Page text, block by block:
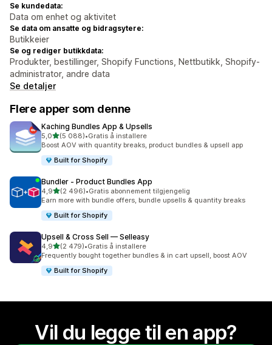
Se kundedata:
Data om enhet og aktivitet
Se data om ansatte og bidragsytere:
Butikkeier
Se og rediger butikkdata:
Produkter, bestillinger, Shopify Functions, Nettbutikk, Shopify-
administrator, andre data
Se detaljer
Flere apper som denne
Kaching Bundles App & Upsells
5,0av 5 stjerner
(5 088)
Totalt 5088 omtaler
•Gratis å installere
Boost AOV with quantity breaks, product bundles & upsell app
Built for Shopify
Bundler ‑ Product Bundles App
4,9av 5 stjerner
(2 496)
Totalt 2496 omtaler
•Gratis abonnement tilgjengelig
Earn more with bundle offers, bundle upsells & quantity breaks
Built for Shopify
Upsell & Cross Sell — Selleasy
4,9av 5 stjerner
(2 479)
Totalt 2479 omtaler
•Gratis å installere
Frequently bought together bundles & in cart upsell, boost AOV
Built for Shopify
Vil du legge til en app?